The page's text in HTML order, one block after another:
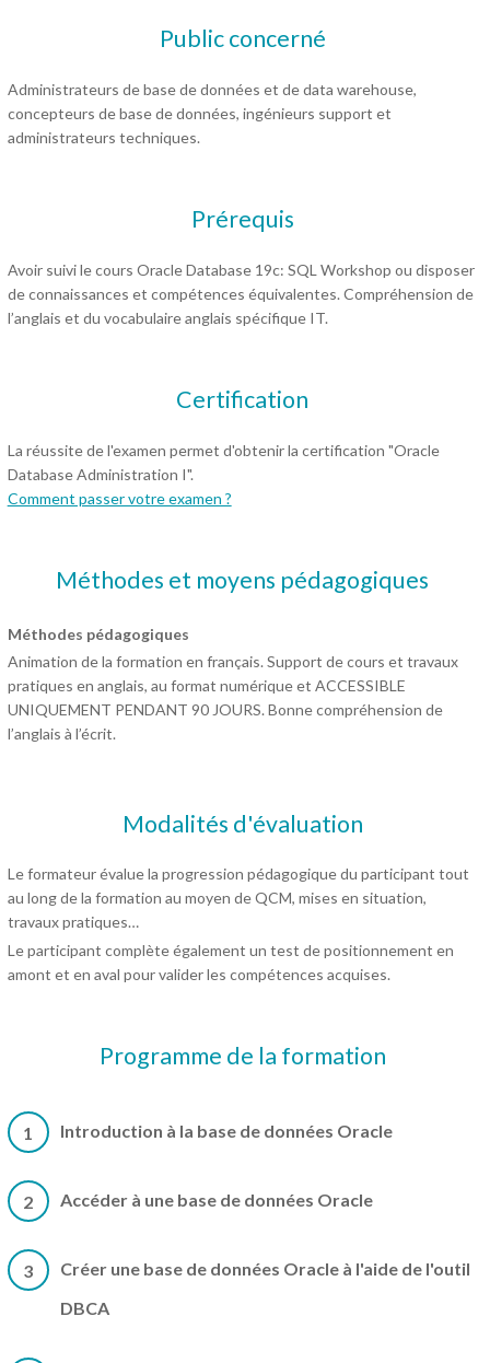
Public concerné
Administrateurs de base de données et de data warehouse,
concepteurs de base de données, ingénieurs support et
administrateurs techniques.
Prérequis
Avoir suivi le cours Oracle Database 19c: SQL Workshop ou disposer
de connaissances et compétences équivalentes. Compréhension de
l’anglais et du vocabulaire anglais spécifique IT.
Certification
La réussite de l'examen permet d'obtenir la certification "Oracle
Database Administration I".
Comment passer votre examen ?
Méthodes et moyens pédagogiques
Méthodes pédagogiques
Animation de la formation en français. Support de cours et travaux
pratiques en anglais, au format numérique et ACCESSIBLE
UNIQUEMENT PENDANT 90 JOURS. Bonne compréhension de
l’anglais à l’écrit.
Modalités d'évaluation
Le formateur évalue la progression pédagogique du participant tout
au long de la formation au moyen de QCM, mises en situation,
travaux pratiques…
Le participant complète également un test de positionnement en
amont et en aval pour valider les compétences acquises.
Programme de la formation
1 Introduction à la base de données Oracle
2 Accéder à une base de données Oracle
3
Créer une base de données Oracle à l'aide de l'outil
DBCA